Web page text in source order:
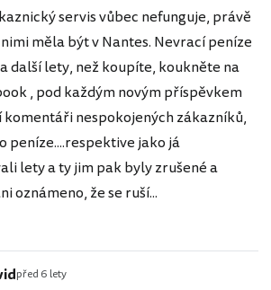
servis vůbec nefunguje, právě
měla být v Nantes. Nevrací peníze
další lety, než koupíte, koukněte na
, pod každým novým příspěvkem
komentáři nespokojených zákazníků,
peníze....respektive jako já
lety a ty jim pak byly zrušené a
oznámeno, že se ruší...
před 6 lety